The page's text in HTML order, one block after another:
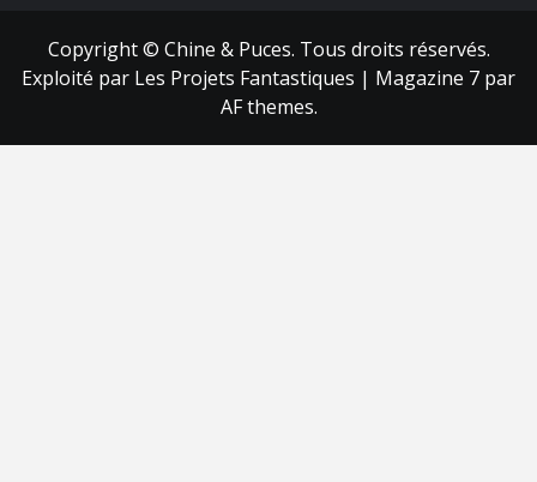
Copyright © Chine & Puces. Tous droits réservés.
Exploité par Les Projets Fantastiques | Magazine 7 par
AF themes.